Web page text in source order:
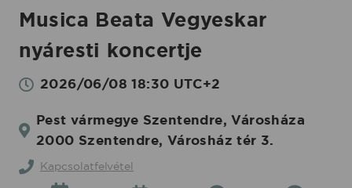
Musica Beata Vegyeskar
nyáresti koncertje
2026/06/08 18:30 UTC+2
Pest vármegye Szentendre, Városháza
2000 Szentendre, Városház tér 3.
Kapcsolatfelvétel